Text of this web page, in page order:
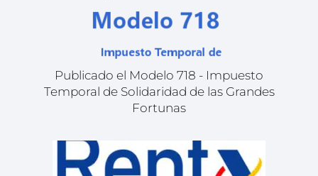
Publicado el Modelo 718 - Impuesto
Temporal de Solidaridad de las Grandes
Fortunas